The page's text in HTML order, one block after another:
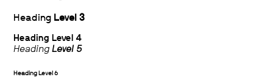
Heading Level 3
Heading Level 4
HeadingLevel 5
Heading Level 6